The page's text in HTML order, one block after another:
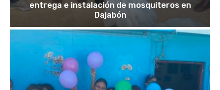
entrega e instalación de mosquiteros en
Dajabón